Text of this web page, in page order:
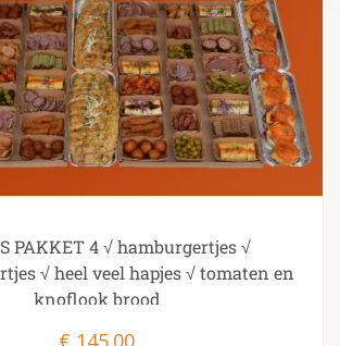
PAKKET 4 √ hamburgertjes √
√ heel veel hapjes √ tomaten en
knoflook brood
€ 145.00